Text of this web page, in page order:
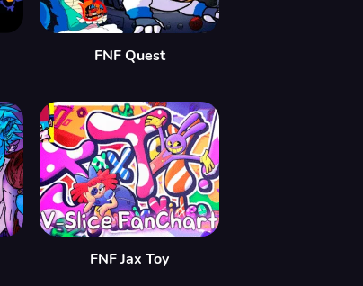
FNF Quest
FNF Jax Toy